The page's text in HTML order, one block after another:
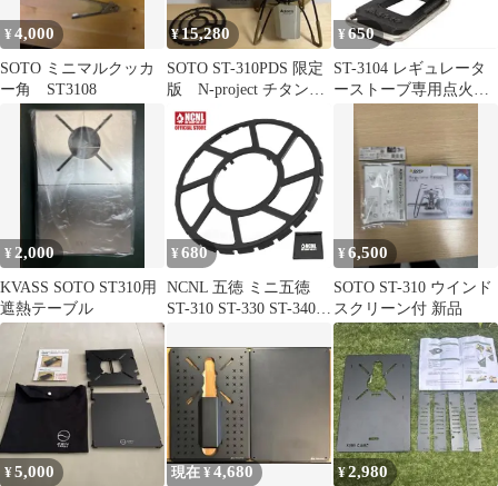
¥4,000
SOTO ミニマルクッカ
ー角 ST3108
¥15,280
SOTO ST-310PDS 限定
版 N-project チタンテ
ーブル
¥ 650
ST-3104 レギュレータ
ーストーブ専用点火ア
¥ 2,000
KVASS SOTO ST310用
遮熱テーブル
¥ 680
NCNL 五徳 ミニ五徳
ST-310 ST-330 ST-340
ロ 対応 小さい鍋用 滑
り止め 安定感 鉄製 軽
量 登山 ソロキャンプ
アウトドア キャンプ用
品 収納袋付き
¥6,500
SOTO ST-310 ウインド
スクリーン付 新品
¥5,000 現在 ¥4,680 ¥2,980